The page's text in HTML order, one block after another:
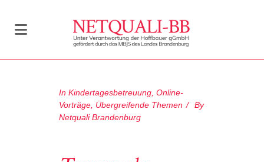
In Kindertagesbetreuung Online-
Vorträge Übergreifende Themen
By
Netquali Brandenburg